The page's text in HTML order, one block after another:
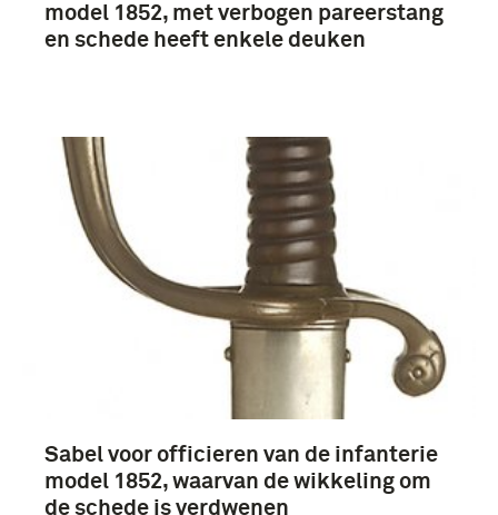
model 1852, met verbogen pareerstang
en schede heeft enkele deuken
Sabel voor officieren van de infanterie
model 1852, waarvan de wikkeling om
de schede is verdwenen